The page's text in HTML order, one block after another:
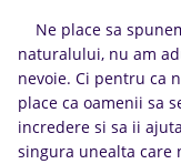
Ne place sa
naturalului, nu am
nevoie. Ci pentru ca
place ca oamenii sa
incredere si sa ii
singura unealta care